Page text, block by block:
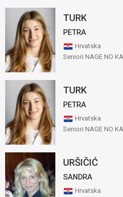
TURK
PETRA
Hrvatska
Seniori NAGE NO
TURK
PETRA
Hrvatska
Seniori NAGE NO
URŠIČIĆ
SANDRA
Hrvatska